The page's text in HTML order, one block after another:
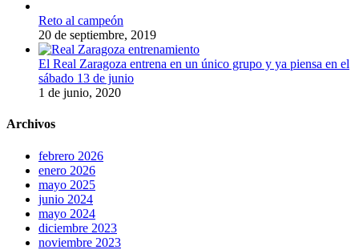
Reto al campeón
20 de septiembre, 2019
El Real Zaragoza entrena en un único grupo y ya piensa en el
sábado 13 de junio
1 de junio, 2020
Archivos
febrero 2026
enero 2026
mayo 2025
junio 2024
mayo 2024
diciembre 2023
noviembre 2023